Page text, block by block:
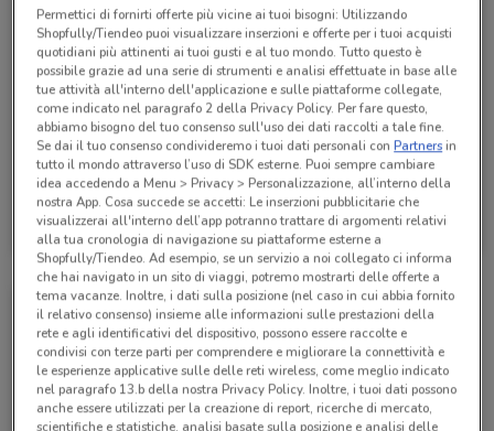
Atala
Scade il 31/12
Permettici di fornirti offerte più vicine ai tuoi bisogni: Utilizzando
Shopfully/Tiendeo puoi visualizzare inserzioni e offerte per i tuoi acquisti
quotidiani più attinenti ai tuoi gusti e al tuo mondo. Tutto questo è
possibile grazie ad una serie di strumenti e analisi effettuate in base alle
tue attività all'interno dell'applicazione e sulle piattaforme collegate,
come indicato nel paragrafo 2 della Privacy Policy. Per fare questo,
abbiamo bisogno del tuo consenso sull'uso dei dati raccolti a tale fine.
Se dai il tuo consenso condivideremo i tuoi dati personali conPartnersin
tutto il mondo attraverso l’uso di SDK esterne. Puoi sempre cambiare
idea accedendo a Menu > Privacy > Personalizzazione, all’interno della
nostra App. Cosa succede se accetti: Le inserzioni pubblicitarie che
visualizzerai all'interno dell’app potranno trattare di argomenti relativi
alla tua cronologia di navigazione su piattaforme esterne a
Shopfully/Tiendeo. Ad esempio, se un servizio a noi collegato ci informa
che hai navigato in un sito di viaggi, potremo mostrarti delle offerte a
tema vacanze. Inoltre, i dati sulla posizione (nel caso in cui abbia fornito
il relativo consenso) insieme alle informazioni sulle prestazioni della
rete e agli identificativi del dispositivo, possono essere raccolte e
condivisi con terze parti per comprendere e migliorare la connettività e
le esperienze applicative sulle delle reti wireless, come meglio indicato
nel paragrafo 13.b della nostra Privacy Policy. Inoltre, i tuoi dati possono
anche essere utilizzati per la creazione di report, ricerche di mercato,
scientifiche e statistiche, analisi basate sulla posizione e analisi delle